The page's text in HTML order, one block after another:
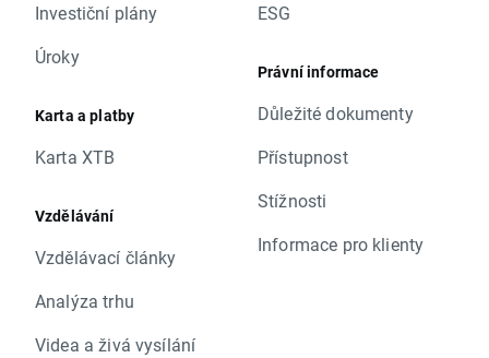
Investiční plány
Úroky
Karta a platby
Karta XTB
Vzdělávání
Vzdělávací články
Analýza trhu
Videa a živá vysílání
ESG
Právní informace
Důležité dokumenty
Přístupnost
Stížnosti
Informace pro klienty